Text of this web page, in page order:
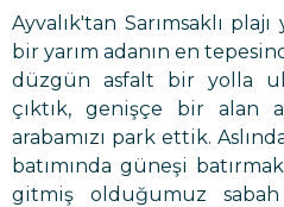
Ayvalık'tan Sarımsaklı
bir yarım adanın en
düzgün asfalt bir yolla
çıktık, genişçe bir alan
arabamızı park ettik.
batımında güneşi
gitmiş olduğumuz